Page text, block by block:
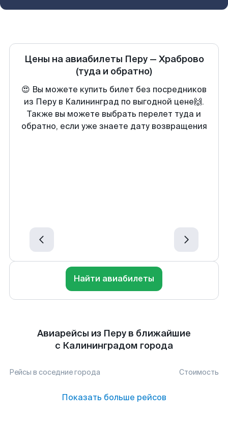
Цены на авиабилеты Перу— Храброво
(туда и обратно)
😍 Вы можете купить билет без посредников
из Перу в Калининград по выгодной цене🙌.
Также вы можете выбрать перелет туда и
обратно, если уже знаете дату возвращения
Найти авиабилеты
Авиарейсы из Перу в ближайшие
с Калининградом города
Рейсы в соседние города Стоимость
Показать больше рейсов